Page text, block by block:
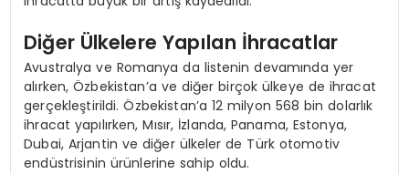
Diğer Ülkelere Yapılan İhracatlar
Avustralya ve Romanya da listenin devamında yer
alırken, Özbekistan’a ve diğer birçok ülkeye de ihracat
gerçekleştirildi. Özbekistan’a 12 milyon 568 bin dolarlık
ihracat yapılırken, Mısır, İzlanda, Panama, Estonya,
Dubai, Arjantin ve diğer ülkeler de Türk otomotiv
endüstrisinin ürünlerine sahip oldu.